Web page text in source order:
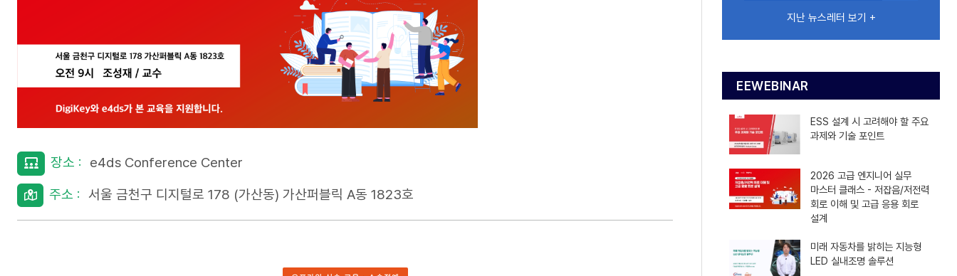
장소 :
e4ds Conference Center
주소 :
서울 금천구 디지털로 178 (가산동) 가산퍼블릭 A동 1823호
지난 뉴스레터 보기 +
EEWEBINAR
ESS 설계 시 고려해야 할 주요
과제와 기술 포인트
2026 고급 엔지니어 실무
마스터 클래스 - 저잡음/저전력
회로 이해 및 고급 응용 회로
설계
미래 자동차를 밝히는 지능형
LED 실내조명 솔루션